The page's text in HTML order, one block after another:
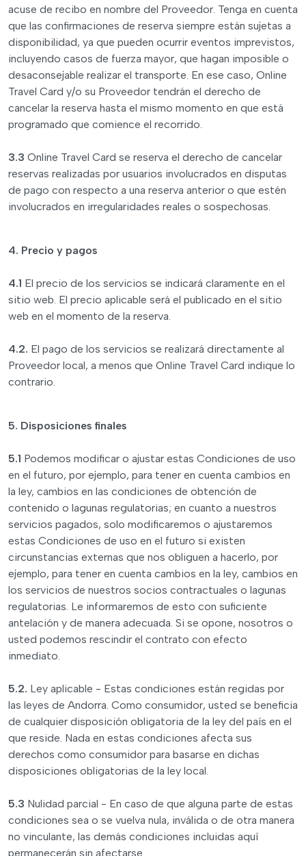
acuse de recibo en nombre del Proveedor. Tenga en cuenta
que las confirmaciones de reserva siempre están sujetas a
disponibilidad, ya que pueden ocurrir eventos imprevistos,
incluyendo casos de fuerza mayor, que hagan imposible o
desaconsejable realizar el transporte. En ese caso, Online
Travel Card y/o su Proveedor tendrán el derecho de
cancelar la reserva hasta el mismo momento en que está
programado que comience el recorrido.
3.3 Online Travel Card se reserva el derecho de cancelar
reservas realizadas por usuarios involucrados en disputas
de pago con respecto a una reserva anterior o que estén
involucrados en irregularidades reales o sospechosas.
4. Precio y pagos
4.1 El precio de los servicios se indicará claramente en el
sitio web. El precio aplicable será el publicado en el sitio
web en el momento de la reserva.
4.2. El pago de los servicios se realizará directamente al
Proveedor local, a menos que Online Travel Card indique lo
contrario.
5. Disposiciones finales
5.1 Podemos modificar o ajustar estas Condiciones de uso
en el futuro, por ejemplo, para tener en cuenta cambios en
la ley, cambios en las condiciones de obtención de
contenido o lagunas regulatorias; en cuanto a nuestros
servicios pagados, solo modificaremos o ajustaremos
estas Condiciones de uso en el futuro si existen
circunstancias externas que nos obliguen a hacerlo, por
ejemplo, para tener en cuenta cambios en la ley, cambios en
los servicios de nuestros socios contractuales o lagunas
regulatorias. Le informaremos de esto con suficiente
antelación y de manera adecuada. Si se opone, nosotros o
usted podemos rescindir el contrato con efecto
inmediato.
5.2. Ley aplicable - Estas condiciones están regidas por
las leyes de Andorra. Como consumidor, usted se beneficia
de cualquier disposición obligatoria de la ley del país en el
que reside. Nada en estas condiciones afecta sus
derechos como consumidor para basarse en dichas
disposiciones obligatorias de la ley local.
5.3 Nulidad parcial - En caso de que alguna parte de estas
condiciones sea o se vuelva nula, inválida o de otra manera
no vinculante, las demás condiciones incluidas aquí
permanecerán sin afectarse.